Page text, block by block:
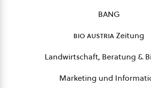
BANG
bio austriaZeitung
Landwirtschaft, Beratung &
Marketing und